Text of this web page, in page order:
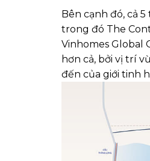
Bên cạnh đó, cả
trong đó The
Vinhomes Global
hơn cả, bởi vị trí
đến của giới tinh